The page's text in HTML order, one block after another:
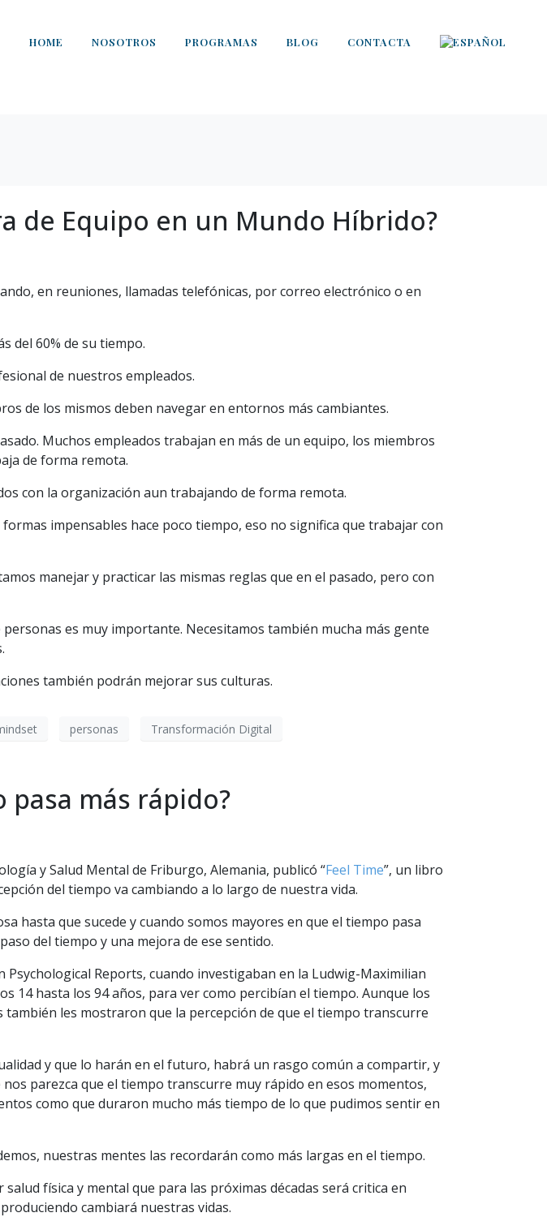
HOME NOSOTROS PROGRAMAS BLOG CONTACTA
de Equipo en un Mundo Híbrido?
en reuniones, llamadas telefónicas, por correo electrónico o en
del 60% de su tiempo.
de nuestros empleados.
de los mismos deben navegar en entornos más cambiantes.
Muchos empleados trabajan en más de un equipo, los miembros
de forma remota.
con la organización aun trabajando de forma remota.
impensables hace poco tiempo, eso no significa que trabajar con
manejar y practicar las mismas reglas que en el pasado, pero con
es muy importante. Necesitamos también mucha más gente
también podrán mejorar sus culturas.
personas Transformación Digital
más rápido?
y Salud Mental de Friburgo, Alemania, publicó “Feel Time”, un libro
del tiempo va cambiando a lo largo de nuestra vida.
hasta que sucede y cuando somos mayores en que el tiempo pasa
del tiempo y una mejora de ese sentido.
Reports, cuando investigaban en la Ludwig-Maximilian
14 hasta los 94 años, para ver como percibían el tiempo. Aunque los
les mostraron que la percepción de que el tiempo transcurre
y que lo harán en el futuro, habrá un rasgo común a compartir, y
parezca que el tiempo transcurre muy rápido en esos momentos,
como que duraron mucho más tiempo de lo que pudimos sentir en
nuestras mentes las recordarán como más largas en el tiempo.
física y mental que para las próximas décadas será critica en
cambiará nuestras vidas.